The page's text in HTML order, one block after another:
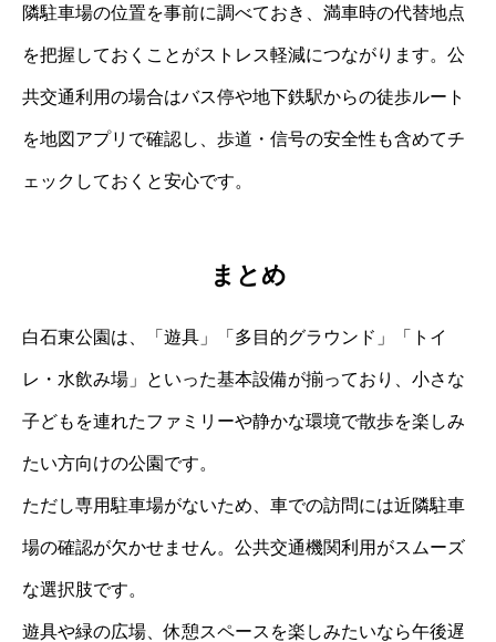
隣駐車場の位置を事前に調べておき、満車時の代替地点
を把握しておくことがストレス軽減につながります。公
共交通利用の場合はバス停や地下鉄駅からの徒歩ルート
を地図アプリで確認し、歩道・信号の安全性も含めてチ
ェックしておくと安心です。
まとめ
白石東公園は、「遊具」「多目的グラウンド」「トイ
レ・水飲み場」といった基本設備が揃っており、小さな
子どもを連れたファミリーや静かな環境で散歩を楽しみ
たい方向けの公園です。
ただし専用駐車場がないため、車での訪問には近隣駐車
場の確認が欠かせません。公共交通機関利用がスムーズ
な選択肢です。
遊具や緑の広場、休憩スペースを楽しみたいなら午後遅